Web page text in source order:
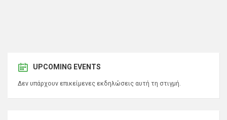
UPCOMING EVENTS
Δεν υπάρχουν επικείμενες εκδηλώσεις αυτή τη στιγμή.